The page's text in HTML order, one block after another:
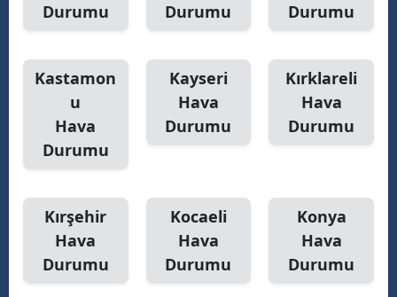
Durumu
Durumu
Durumu
Kastamon
u
Hava
Durumu
Kayseri
Hava
Durumu
Kırklareli
Hava
Durumu
Kırşehir
Hava
Durumu
Kocaeli
Hava
Durumu
Konya
Hava
Durumu